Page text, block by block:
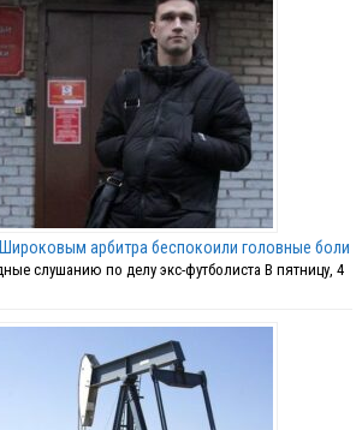
арбитра беспокоили головные боли
слушанию по делу экс-футболиста В пятницу, 4